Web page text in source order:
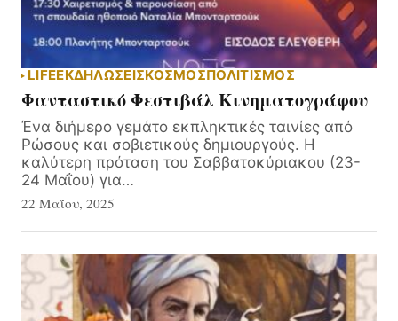
LIFEΕΚΔΗΛΏΣΕΙΣΚΟΣΜΟΣΠΟΛΙΤΙΣΜΟΣ
Φανταστικό Φεστιβάλ Κινηματογράφου
Ένα διήμερο γεμάτο εκπληκτικές ταινίες από
Ρώσους και σοβιετικούς δημιουργούς. Η
καλύτερη πρόταση του Σαββατοκύριακου (23-
24 Μαΐου) για…
22 Μαΐου, 2025